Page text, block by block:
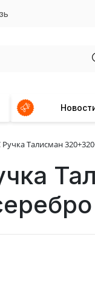
Ручка Талисман